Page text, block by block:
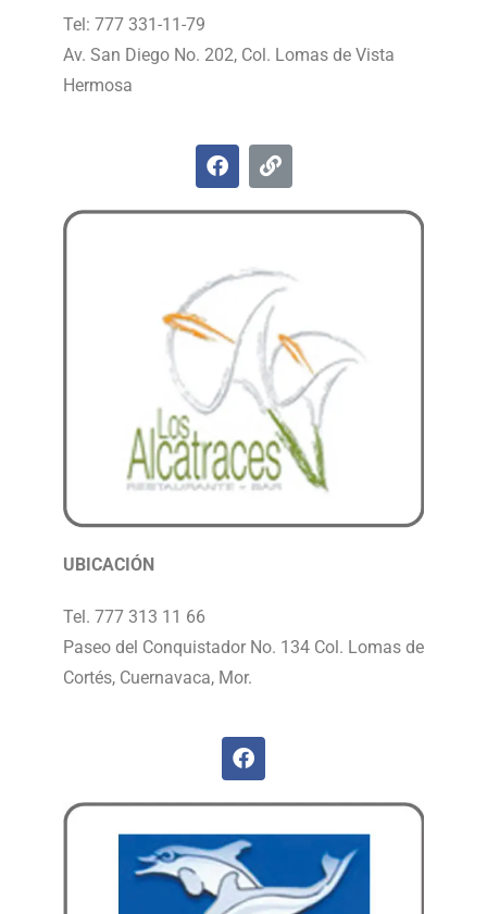
Tel: 777 331-11-79
Av. San Diego No. 202, Col. Lomas de Vista
Hermosa
UBICACIÓN
Tel. 777 313 11 66
Paseo del Conquistador No. 134 Col. Lomas de
Cortés, Cuernavaca, Mor.